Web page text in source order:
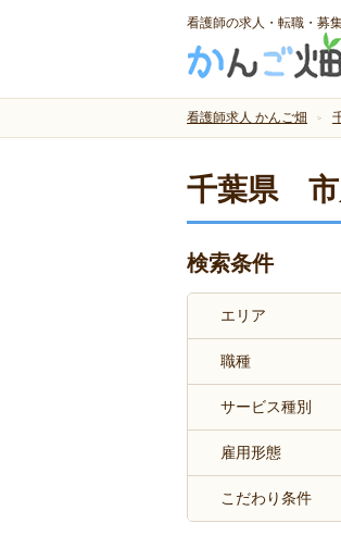
看護師の求人・転職・募
看護師求人 かんご畑
千葉県 市
検索条件
エリア
職種
サービス種別
雇用形態
こだわり条件